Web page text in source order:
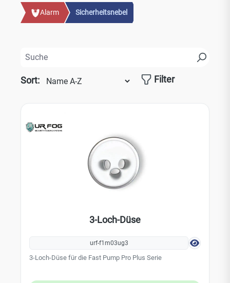
Alarm Sicherheitsnebel
Filter
Sort:
3-Loch-Düse
urf-f1m03ug3
3-Loch-Düse für die Fast Pump Pro Plus Serie